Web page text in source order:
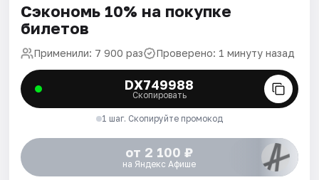
Сэкономь 10% на покупке
билетов
Применили: 7 900 раз Проверено: 1 минуту назад
DX749988
Скопировать
1 шаг. Скопируйте промокод
от 2 100 ₽
на Яндекс Афише